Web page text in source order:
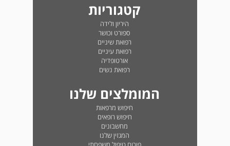
קטגוריות
היריון ולידה
ספורט וכושר
רפואת שיניים
רפואת עיניים
אורטופדיה
רפואת נשים
המומלצים שלנו
חיפוש מרפאות
חיפוש רופאים
מחשבונים
המגזין שלנו